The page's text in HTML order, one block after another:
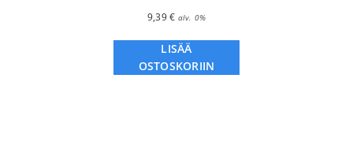
9,39€ alv. 0%
LISÄÄ
OSTOSKORIIN